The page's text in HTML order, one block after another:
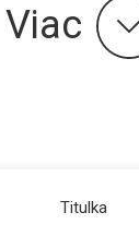
Viac
Titulka